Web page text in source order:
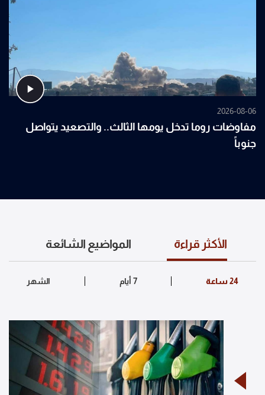
2026-08-06
مفاوضات روما تدخل يومها الثالث.. والتصعيد يتواصل
جنوباً
الأكثر قراءة المواضيع الشائعة